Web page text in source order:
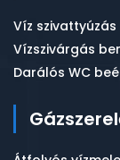
Víz szivattyúzás
Vízszivárgás
Darálós WC